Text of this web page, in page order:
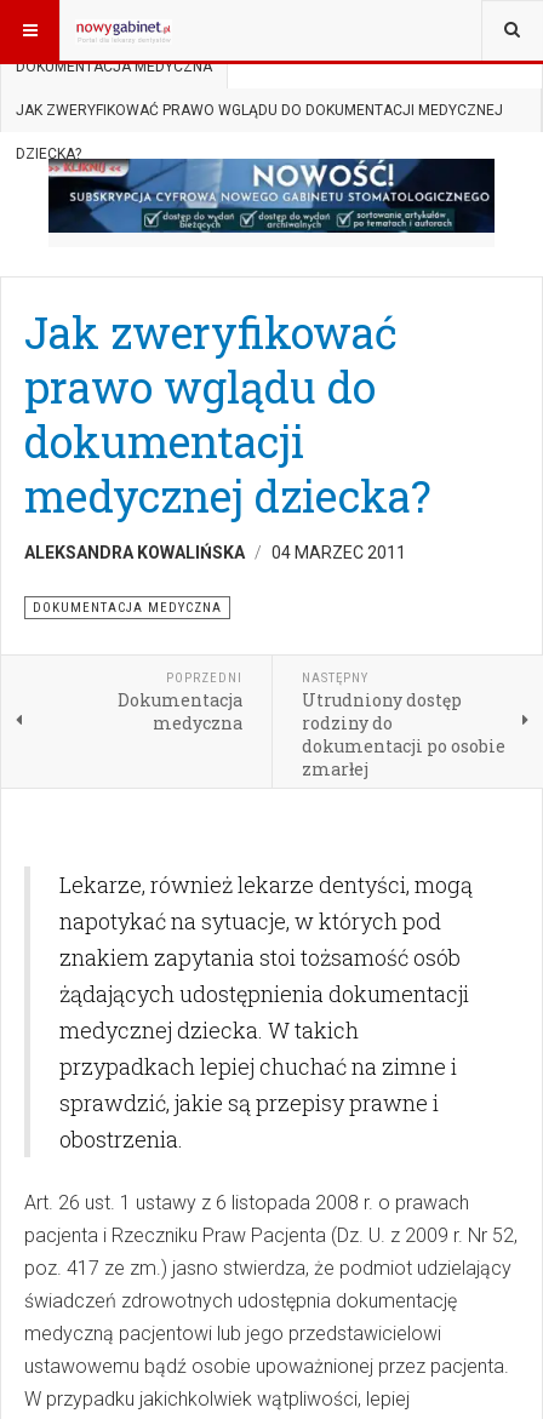
JESTEŚ TUTAJ: START
DOKUMENTACJA MEDYCZNA
JAK ZWERYFIKOWAĆ PRAWO WGLĄDU DO DOKUMENTACJI MEDYCZNEJ
DZIECKA?
Jak zweryfikować
prawo wglądu do
dokumentacji
medycznej dziecka?
ALEKSANDRA KOWALIŃSKA 04 MARZEC 2011
DOKUMENTACJA MEDYCZNA
POPRZEDNI
Dokumentacja
medyczna
NASTĘPNY
Utrudniony dostęp
rodziny do
dokumentacji po osobie
zmarłej
Lekarze, również lekarze dentyści, mogą
napotykać na sytuacje, w których pod
znakiem zapytania stoi tożsamość osób
żądających udostępnienia dokumentacji
medycznej dziecka. W takich
przypadkach lepiej chuchać na zimne i
sprawdzić, jakie są przepisy prawne i
obostrzenia.
Art. 26 ust. 1 ustawy z 6 listopada 2008 r. o prawach
pacjenta i Rzeczniku Praw Pacjenta (Dz. U. z 2009 r. Nr 52,
poz. 417 ze zm.) jasno stwierdza, że podmiot udzielający
świadczeń zdrowotnych udostępnia dokumentację
medyczną pacjentowi lub jego przedstawicielowi
ustawowemu bądź osobie upoważnionej przez pacjenta.
W przypadku jakichkolwiek wątpliwości, lepiej